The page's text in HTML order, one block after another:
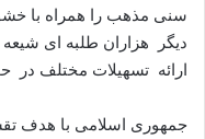
سنی مذهب را همراه با
دیگر هزاران طلبه‏ ای
ارائه‏ تسهیلات مختلف در
جمهوری اسلامی با هدف